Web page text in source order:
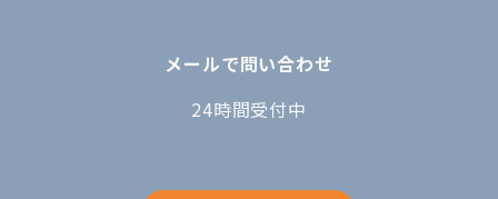
メールで問い合わせ
24時間受付中